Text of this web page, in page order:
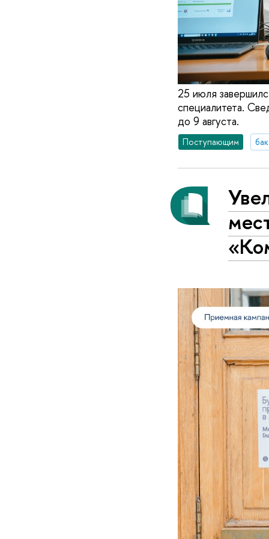
25 июля
специалитета.
до 9 августа.
Поступающим